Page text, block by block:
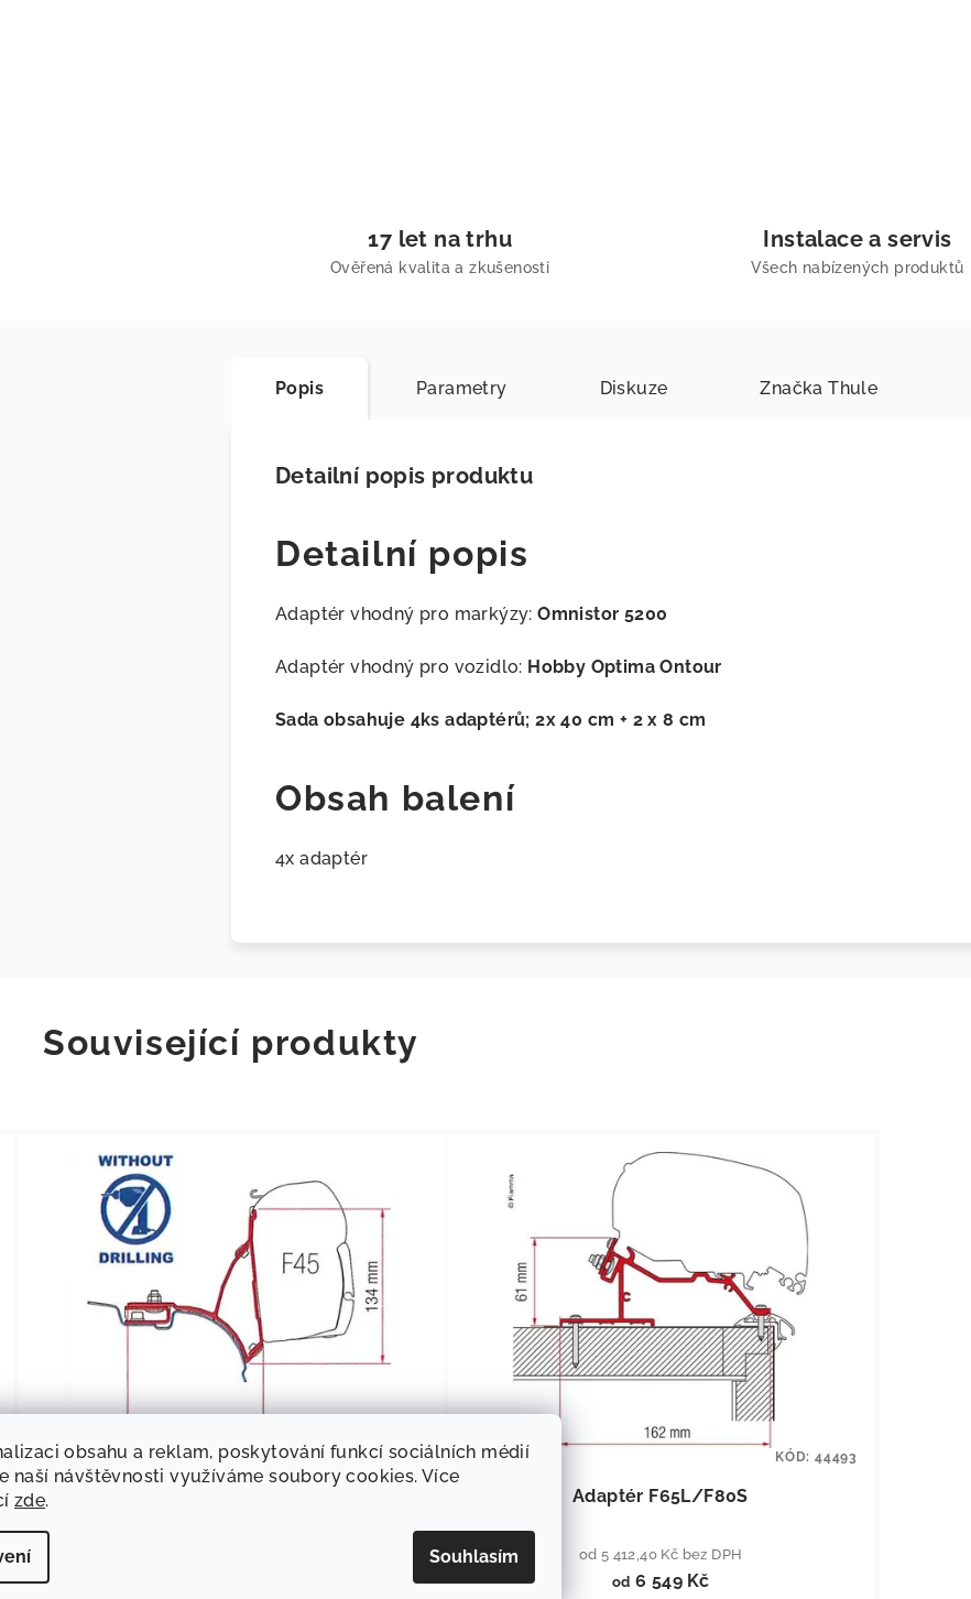
obsahu a reklam, poskytování funkcí sociálních médií
naší návštěvnosti využíváme soubory cookies. Více
zde.
Souhlasím
17 let na trhu
Ověřená kvalita a zkušenosti
Instalace a servis
Všech nabízených produktů
Popis Parametry Diskuze Značka Thule
Detailní popis produktu
Detailní popis
Adaptér vhodný pro markýzy: Omnistor 5200
Adaptér vhodný pro vozidlo: Hobby Optima Ontour
Sada obsahuje 4ks adaptérů; 2x 40 cm + 2 x 8 cm
Obsah balení
4x adaptér
Související produkty
KÓD: E4830
Adaptér F65L/F80S
od 5 412,40 Kč bez DPH
od 6 549 Kč
KÓD: 44493